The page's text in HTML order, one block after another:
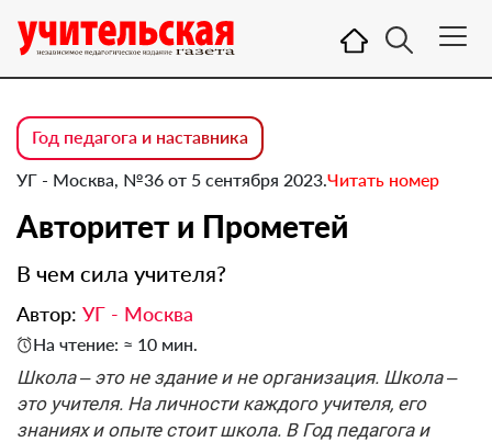
Год педагога и наставника
УГ - Москва, №36 от 5 сентября 2023.Читать номер
Авторитет и Прометей
В чем сила учителя?
Автор: УГ - Москва
На чтение: ≈ 10 мин.
Школа – это не здание и не организация. Школа –
это учителя. На личности каждого учителя, его
знаниях и опыте стоит школа. В Год педагога и